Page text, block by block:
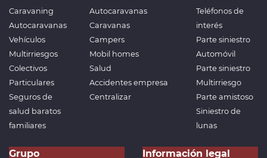
Caravaning
Autocaravanas
Vehículos
Multirriesgos
Colectivos
Particulares
Seguros de
salud baratos
familiares
Autocaravanas
Caravanas
Campers
Mobil homes
Salud
Accidentes empresa
Centralizar
Teléfonos de
interés
Parte siniestro
Automóvil
Parte siniestro
Multirriesgo
Parte amistoso
Siniestro de
lunas
Grupo Información legal